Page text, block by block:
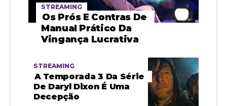
STREAMING
Os Prós E Contras De
Manual Prático Da
Vingança Lucrativa
STREAMING
A Temporada 3 Da Série
De Daryl Dixon É Uma
Decepção